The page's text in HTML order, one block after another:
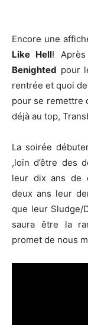
Encore une
Like Hell!
Benighted pour
rentrée et quoi
pour se remettre
déjà au top,
La soirée
,loin d’être des
leur dix ans de
deux ans leur
que leur Sludge/
saura être la
promet de nous